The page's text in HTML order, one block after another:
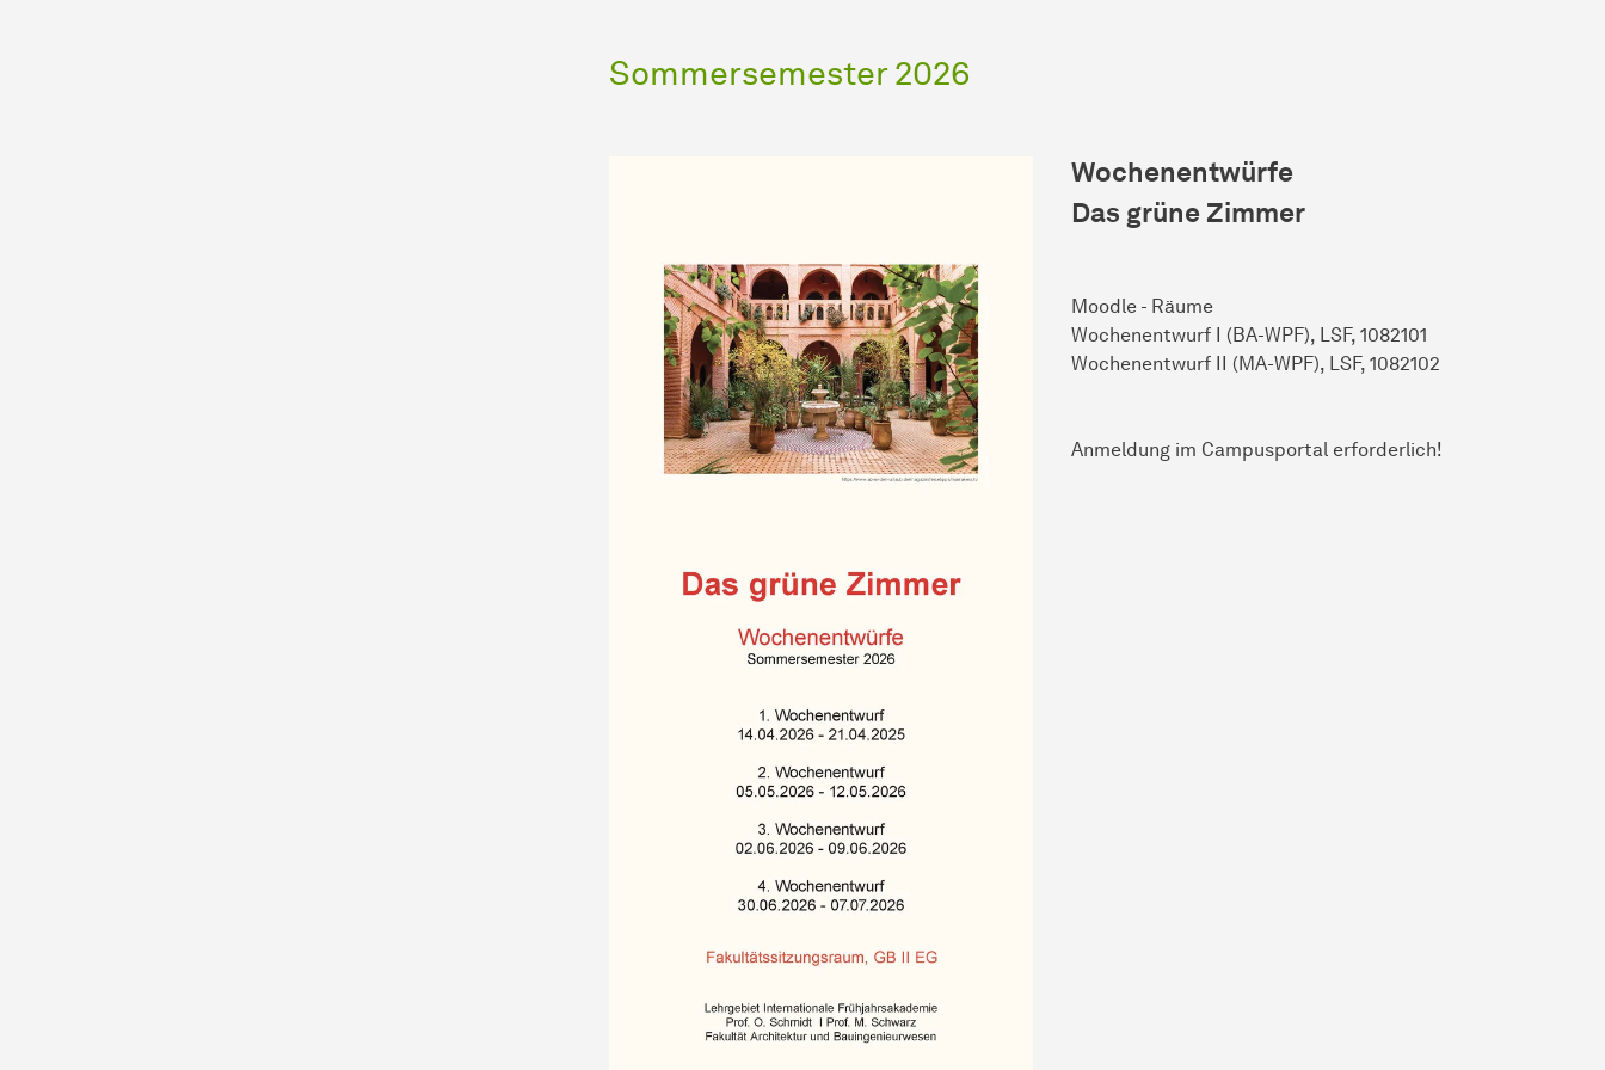
Sommersemester 2026
Wochenentwürfe
Das grüne Zimmer
Moodle - Räume
Wochenentwurf I (BA-WPF), LSF, 1082101
Wochenentwurf II (MA-WPF), LSF, 1082102
Anmeldung im Campusportal erforderlich!